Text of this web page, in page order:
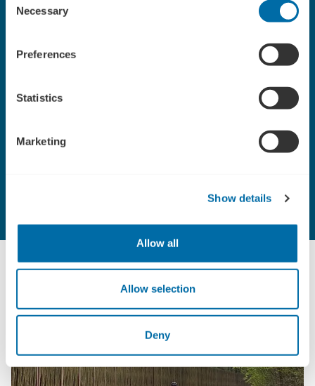
Selection
Necessary
Preferences
Statistics
Marketing
Show details
Allow all
Allow selection
Deny
Fakta ULTRAAQUA
ozonsystemer til vandbehandling. Virksomheden blev
grundlagt i 1996 af to danske forskere og har siden udviklet sig
til en global aktør med mere end 10.000 installationer verden
over